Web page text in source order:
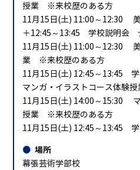
授業 ※来校歴のある方
11月15日(土) 11:00～12:30
＋12:45～13:45 学校説明会
11月15日(土) 11:00～12:30
業 ※来校歴のある方
11月15日(土) 12:45～13:45
マンガ・イラストコース体験
11月15日(土) 14:00～15:30
授業 ※来校歴のある方
11月15日(土) 12:45～13:45
場所
幕張芸術学部校